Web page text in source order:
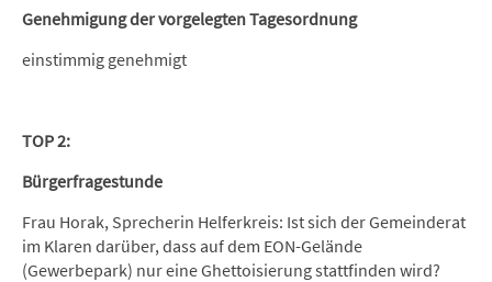
Genehmigung der vorgelegten Tagesordnung
einstimmig genehmigt
TOP 2:
Bürgerfragestunde
Frau Horak, Sprecherin Helferkreis: Ist sich der Gemeinderat
im Klaren darüber, dass auf dem EON-Gelände
(Gewerbepark) nur eine Ghettoisierung stattfinden wird?